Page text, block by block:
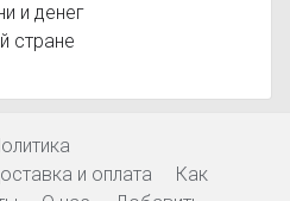
и денег
стране
и оплата
Как